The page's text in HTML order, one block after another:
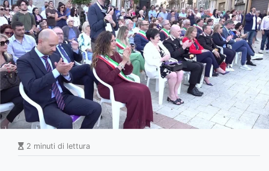
2 minuti di lettura